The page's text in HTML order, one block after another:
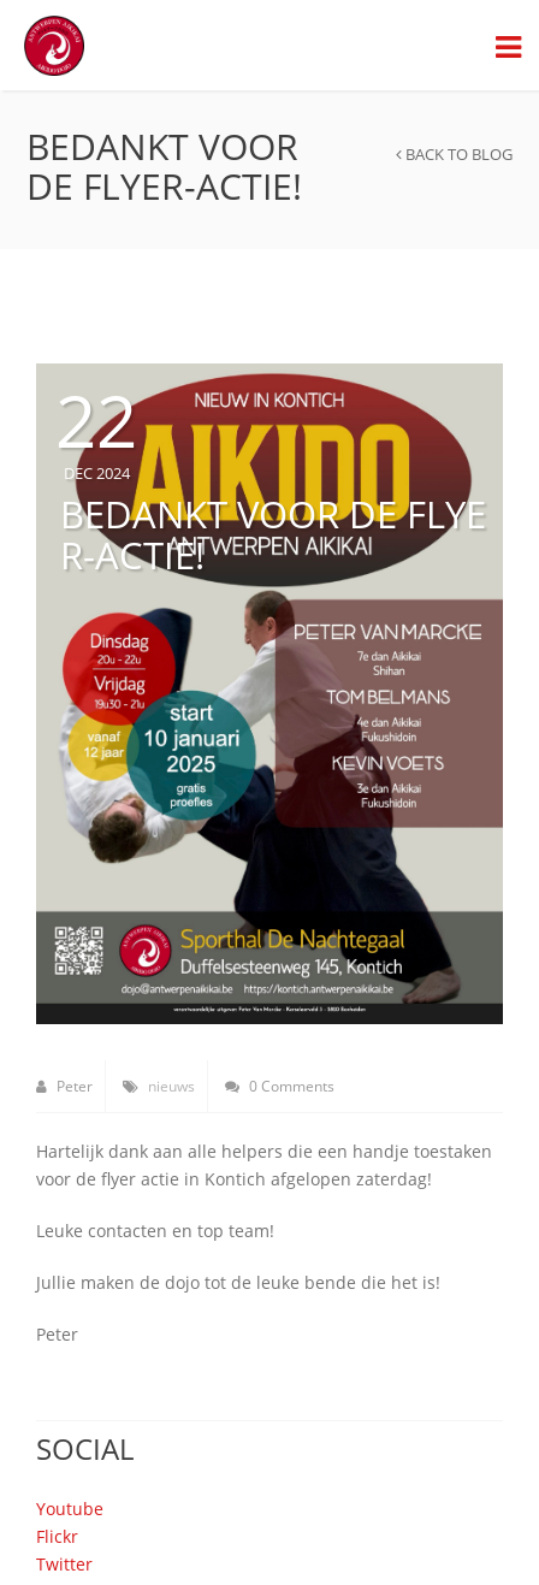
BEDANKT VOOR
DE FLYER-ACTIE!
BACK TO BLOG
22
DEC 2024
BEDANKT VOOR DE FLYE
R-ACTIE!
Peter nieuws 0 Comments
Hartelijk dank aan alle helpers die een handje toestaken
voor de flyer actie in Kontich afgelopen zaterdag!
Leuke contacten en top team!
Jullie maken de dojo tot de leuke bende die het is!
Peter
SOCIAL
Youtube
Flickr
Twitter